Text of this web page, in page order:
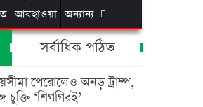
আবহাওয়া অন্যান্য
সর্বাধিক পঠিত
পেরোলেও অনড় ট্রাম্প,
চুক্তি ‘শিগগিরই’